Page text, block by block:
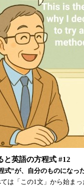
と英語の方程式 #12
式”が、自分のものになっ
は「この1文」から始まっ